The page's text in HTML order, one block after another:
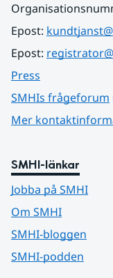
Epost:
Epost:
Press
SMHIs frågeforum
Mer
SMHI-länkar
Jobba på SMHI
Om SMHI
SMHI-bloggen
SMHI-podden